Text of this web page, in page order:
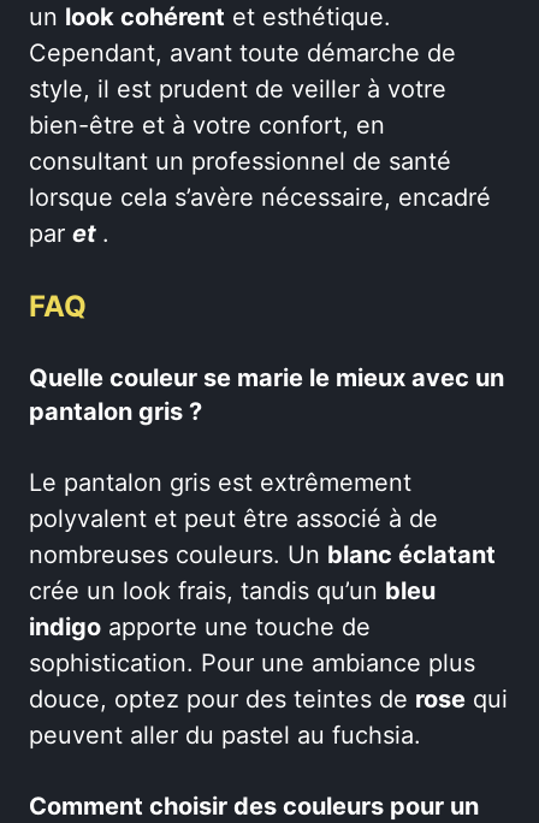
un look cohérent et esthétique.
Cependant, avant toute démarche de
style, il est prudent de veiller à votre
bien-être et à votre confort, en
consultant un professionnel de santé
lorsque cela s’avère nécessaire, encadré
par et .
FAQ
Quelle couleur se marie le mieux avec un
pantalon gris ?
Le pantalon gris est extrêmement
polyvalent et peut être associé à de
nombreuses couleurs. Un blanc éclatant
crée un look frais, tandis qu’un bleu
indigo apporte une touche de
sophistication. Pour une ambiance plus
douce, optez pour des teintes de rose qui
peuvent aller du pastel au fuchsia.
Comment choisir des couleurs pour un